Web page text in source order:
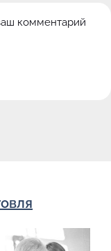
комментарий